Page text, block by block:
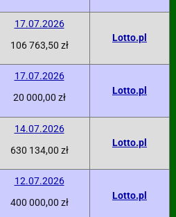
17.07.2026
106 763,50 zł
Lotto.pl
17.07.2026
20 000,00 zł
Lotto.pl
14.07.2026
630 134,00 zł
Lotto.pl
12.07.2026
400 000,00 zł
Lotto.pl